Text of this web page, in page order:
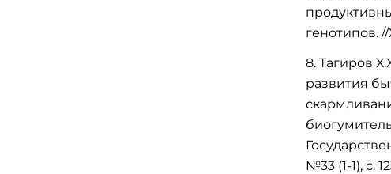
генотипов.
8. Тагиров
развития
№33 (1-1), с.